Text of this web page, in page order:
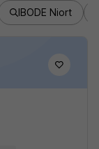
IBODE Niort